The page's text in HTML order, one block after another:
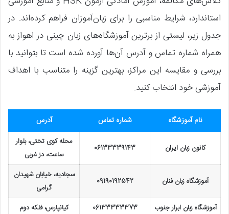
استاندارد، شرایط مناسبی را برای زبان‌آموزان فراهم کرده‌اند. در
جدول زیر، لیستی از برترین آموزشگاه‌های زبان چینی در اهواز به
همراه شماره تماس و آدرس آن‌ها آورده شده است تا بتوانید با
بررسی و مقایسه این مراکز، بهترین گزینه را متناسب با اهداف
آموزشی خود انتخاب کنید.
نام آموزشگاه شماره تماس آدرس
کانون زبان ایران 06133339143
محله کوی تختی، بلوار
ساعت، دز غربی
آموزشگاه زبان فنان 09190192542
سجادیه، خیابان شهیدان
گرامی
آموزشگاه زبان ابرار جنوب
06133333373
کیانپارس، فلکه دوم